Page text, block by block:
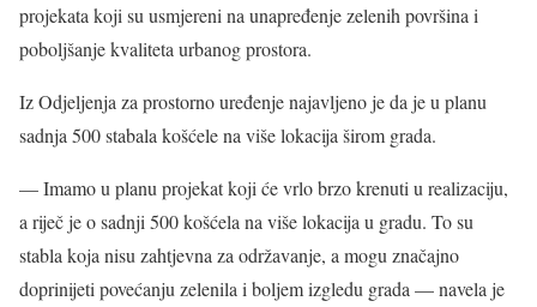
projekata koji su usmjereni na unapređenje zelenih površina i
poboljšanje kvaliteta urbanog prostora.
Iz Odjeljenja za prostorno uređenje najavljeno je da je u planu
sadnja 500 stabala košćele na više lokacija širom grada.
— Imamo u planu projekat koji će vrlo brzo krenuti u realizaciju,
a riječ je o sadnji 500 košćela na više lokacija u gradu. To su
stabla koja nisu zahtjevna za održavanje, a mogu značajno
doprinijeti povećanju zelenila i boljem izgledu grada — navela je